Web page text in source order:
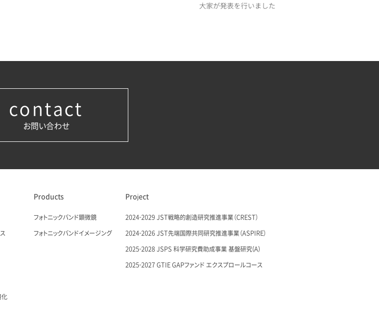
大家が発表を行いました
contact
お問い合わせ
化
Products
フォトニックバンド顕微鏡
フォトニックバンドイメージング
Project
2024-2029 JST戦略的創造研究推進事業（CREST）
2024-2026 JST先端国際共同研究推進事業（ASPIRE）
2025-2028 JSPS 科学研究費助成事業 基盤研究(A)
2025-2027 GTIE GAPファンド エクスプロールコース